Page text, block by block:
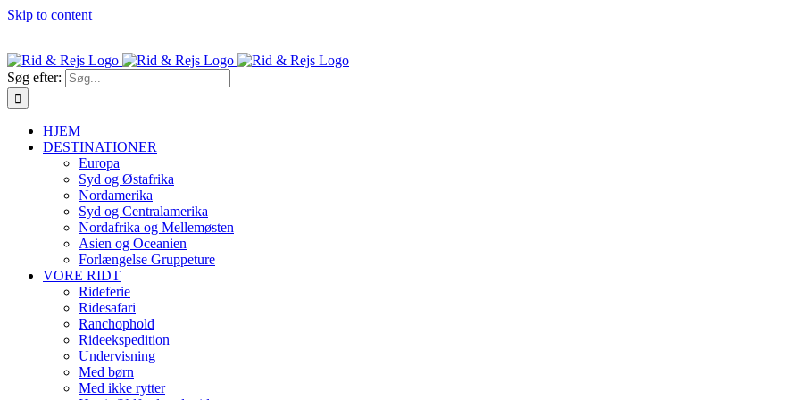
Skip to content
Søg efter:
HJEM
DESTINATIONER
Europa
Syd og Østafrika
Nordamerika
Syd og Centralamerika
Nordafrika og Mellemøsten
Asien og Oceanien
Forlængelse Gruppeture
VORE RIDT
Rideferie
Ridesafari
Ranchophold
Rideekspedition
Undervisning
Med børn
Med ikke rytter